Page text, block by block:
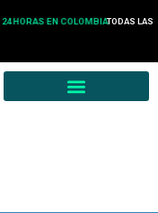
24 HORAS EN COLOMBIATODAS LAS